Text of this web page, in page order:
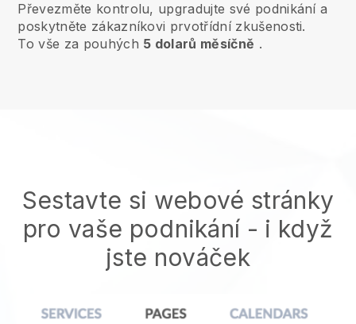
Převezměte kontrolu, upgradujte své podnikání a
poskytněte zákazníkovi prvotřídní zkušenosti.
To vše za pouhých 5 dolarů měsíčně .
Sestavte si webové stránky
pro vaše podnikání - i když
jste nováček